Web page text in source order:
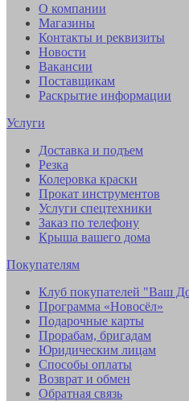
О компании
Магазины
Контакты и реквизиты
Новости
Вакансии
Поставщикам
Раскрытие информации
Услуги
Доставка и подъем
Резка
Колеровка краски
Прокат инструментов
Услуги спецтехники
Заказ по телефону
Крыша вашего дома
Покупателям
Клуб покупателей "Ваш
Программа «Новосёл»
Подарочные карты
Прорабам, бригадам
Юридическим лицам
Способы оплаты
Возврат и обмен
Обратная связь